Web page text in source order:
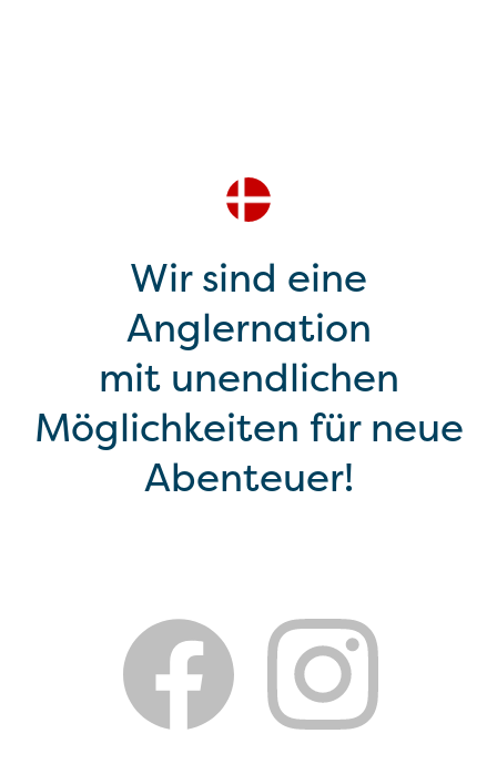
Wir sind eine
Anglernation
mit unendlichen
Möglichkeiten für neue
Abenteuer!